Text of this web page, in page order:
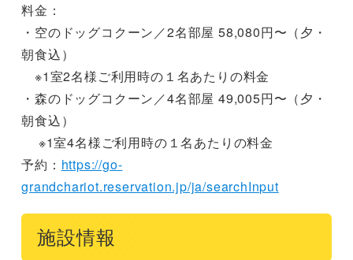
料金：
・空のドッグコクーン／2名部屋 58,080円〜（夕・
朝食込）
※1室2名様ご利用時の１名あたりの料金
・森のドッグコクーン／4名部屋 49,005円〜（夕・
朝食込）
※1室4名様ご利用時の１名あたりの料金
予約： https://go-
grandchariot.reservation.jp/ja/searchInput
施設情報